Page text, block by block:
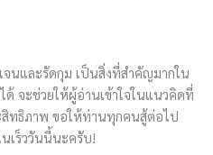
นและรัดกุม เป็นสิ่งที่สำคัญมากใน
จะช่วยให้ผู้อ่านเข้าใจในแนวคิดที่
สิทธิภาพ ขอให้ท่านทุกคนสู้ต่อไป
เร็ววันนี้นะครับ!